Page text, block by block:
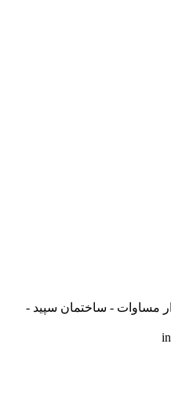
مساوات - ساختمان سپید -